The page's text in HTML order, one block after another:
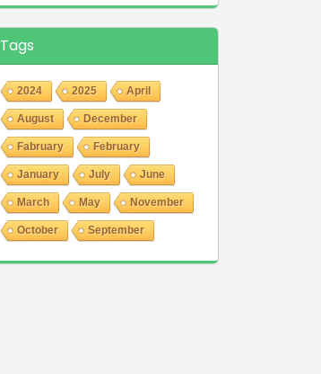
Tags
2024 2025 April
August December
Fabruary February
January July June
March May November
October September